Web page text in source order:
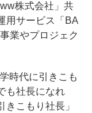
株式会社」共
用サービス「BA
業やプロジェク
時代に引きこも
も社長になれ
こもり社長」